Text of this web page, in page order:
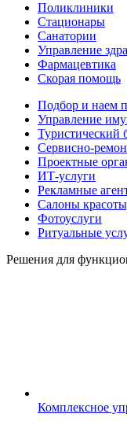
Поликлиники
Стационары
Санатории
Управление
Фармацевтика
Скорая помощь
Подбор и наем
Управление
Туристический
Сервисно-
Проектные
ИТ-услуги
Рекламные
Салоны
Фотоуслуги
Ритуальные
Решения для
Комплексное